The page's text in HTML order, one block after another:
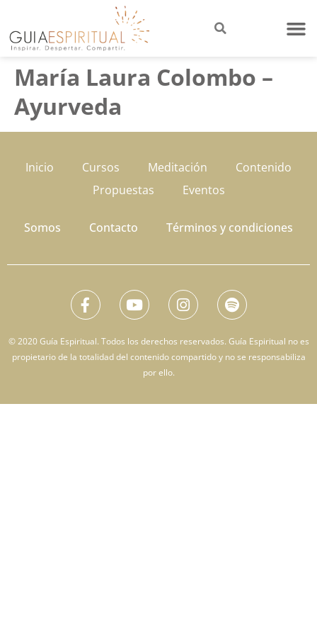
María Laura Colombo –
Ayurveda
Inicio Cursos Meditación
Contenido
Propuestas
Eventos
Somos Contacto Términos y condiciones
© 2020 Guía Espiritual. Todos los derechos reservados. Guía Espiritual no es
propietario de la totalidad del contenido compartido y no se responsabiliza
por ello.